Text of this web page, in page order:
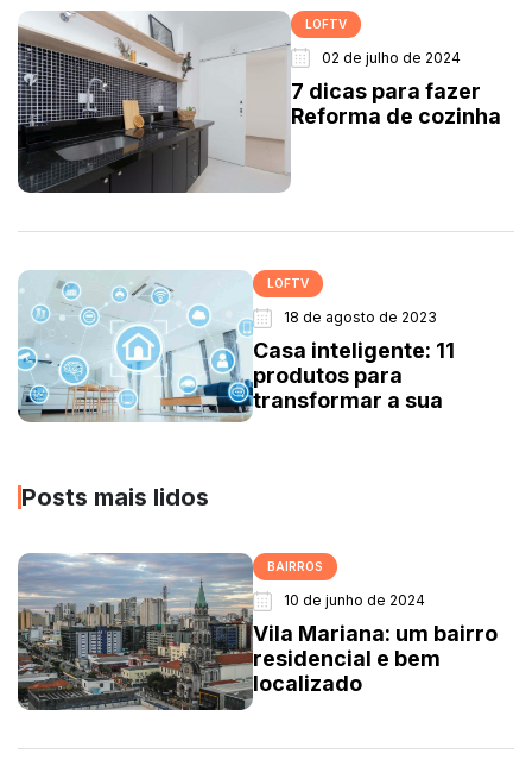
LOFTV
02 de julho de 2024
7 dicas para fazer
Reforma de cozinha
LOFTV
18 de agosto de 2023
Casa inteligente: 11
produtos para
transformar a sua
Posts mais lidos
BAIRROS
10 de junho de 2024
Vila Mariana: um bairro
residencial e bem
localizado